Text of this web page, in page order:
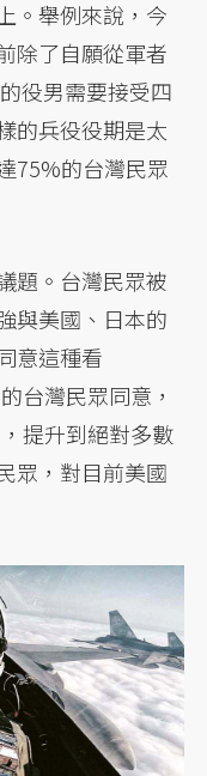
。舉例來說，今
除了自願從軍者
役男需要接受四
的兵役役期是太
75%的台灣民眾
題。台灣民眾被
與美國、日本的
意這種看
台灣民眾同意，
提升到絕對多數
眾，對目前美國